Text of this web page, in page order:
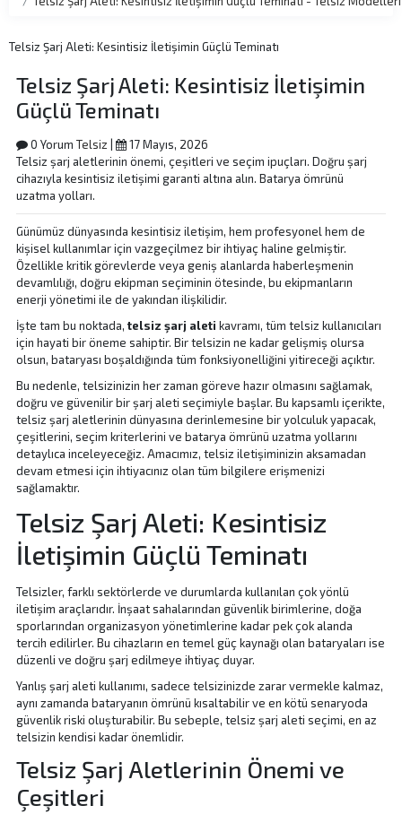
Telsiz Şarj Aleti: Kesintisiz İletişimin Güçlü Teminatı
Telsiz Şarj Aleti: Kesintisiz İletişimin
Güçlü Teminatı
0 YorumTelsiz
17 Mayıs, 2026
Telsiz şarj aletlerinin önemi, çeşitleri ve seçim ipuçları. Doğru şarj
cihazıyla kesintisiz iletişimi garanti altına alın. Batarya ömrünü
uzatma yolları.
Günümüz dünyasında kesintisiz iletişim, hem profesyonel hem de
kişisel kullanımlar için vazgeçilmez bir ihtiyaç haline gelmiştir.
Özellikle kritik görevlerde veya geniş alanlarda haberleşmenin
devamlılığı, doğru ekipman seçiminin ötesinde, bu ekipmanların
enerji yönetimi ile de yakından ilişkilidir.
İşte tam bu noktada,telsiz şarj aleti kavramı, tüm telsiz kullanıcıları
için hayati bir öneme sahiptir. Bir telsizin ne kadar gelişmiş olursa
olsun, bataryası boşaldığında tüm fonksiyonelliğini yitireceği açıktır.
Bu nedenle, telsizinizin her zaman göreve hazır olmasını sağlamak,
doğru ve güvenilir bir şarj aleti seçimiyle başlar. Bu kapsamlı içerikte,
telsiz şarj aletlerinin dünyasına derinlemesine bir yolculuk yapacak,
çeşitlerini, seçim kriterlerini ve batarya ömrünü uzatma yollarını
detaylıca inceleyeceğiz. Amacımız, telsiz iletişiminizin aksamadan
devam etmesi için ihtiyacınız olan tüm bilgilere erişmenizi
sağlamaktır.
Telsiz Şarj Aleti: Kesintisiz
İletişimin Güçlü Teminatı
Telsizler, farklı sektörlerde ve durumlarda kullanılan çok yönlü
iletişim araçlarıdır. İnşaat sahalarından güvenlik birimlerine, doğa
sporlarından organizasyon yönetimlerine kadar pek çok alanda
tercih edilirler. Bu cihazların en temel güç kaynağı olan bataryaları ise
düzenli ve doğru şarj edilmeye ihtiyaç duyar.
Yanlış şarj aleti kullanımı, sadece telsizinizde zarar vermekle kalmaz,
aynı zamanda bataryanın ömrünü kısaltabilir ve en kötü senaryoda
güvenlik riski oluşturabilir. Bu sebeple,telsiz şarj aleti seçimi, en az
telsizin kendisi kadar önemlidir.
Telsiz Şarj Aletlerinin Önemi ve
Çeşitleri